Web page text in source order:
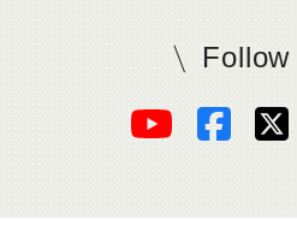
オ
オ